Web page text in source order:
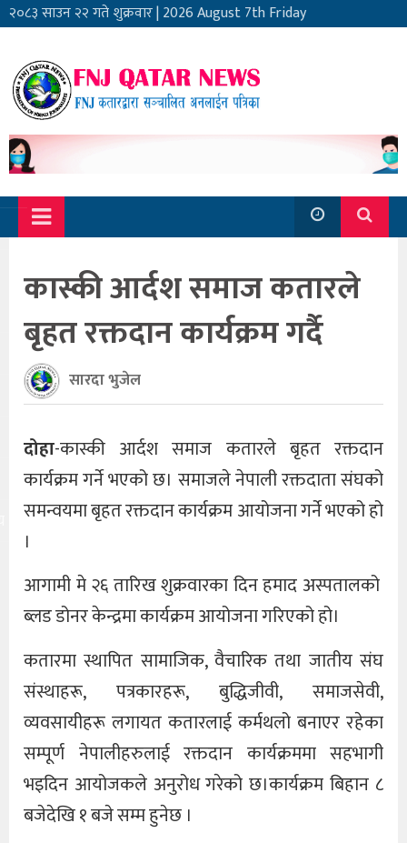
२०८३ साउन २२ गते शुक्रवार|2026 August 7th Friday
कास्की आर्दश समाज कतारले
बृहत रक्तदान कार्यक्रम गर्दै
सारदा भुजेल
दोहा-कास्की आर्दश समाज कतारले बृहत रक्तदान
कार्यक्रम गर्ने भएको छ। समाजले नेपाली रक्तदाता संघको
समन्वयमा बृहत रक्तदान कार्यक्रम आयोजना गर्ने भएको हो
।
आगामी मे २६ तारिख शुक्रवारका दिन हमाद अस्पतालको
ब्लड डोनर केन्द्रमा कार्यक्रम आयोजना गरिएको हो।
कतारमा स्थापित सामाजिक, वैचारिक तथा जातीय संघ
संस्थाहरू, पत्रकारहरू, बुद्धिजीवी, समाजसेवी,
व्यवसायीहरू लगायत कतारलाई कर्मथलो बनाएर रहेका
सम्पूर्ण नेपालीहरुलाई रक्तदान कार्यक्रममा सहभागी
भइदिन आयोजकले अनुरोध गरेको छ।कार्यक्रम बिहान ८
बजेदेखि १ बजे सम्म हुनेछ ।